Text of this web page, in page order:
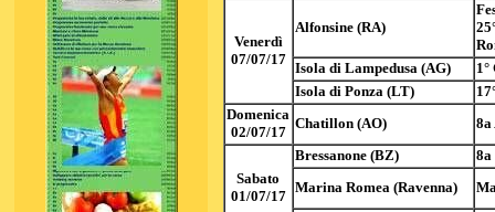
Venerdì
07/07/17
Alfonsine (RA)
Isola di Lampedusa (AG)
Isola di Ponza (LT)
Domenica
02/07/17
Chatillon (AO) 8a
Sabato
01/07/17
Bressanone (BZ)
Marina Romea (Ravenna)